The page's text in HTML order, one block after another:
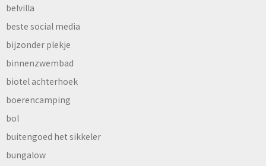
belvilla
beste social media
bijzonder plekje
binnenzwembad
biotel achterhoek
boerencamping
bol
buitengoed het sikkeler
bungalow